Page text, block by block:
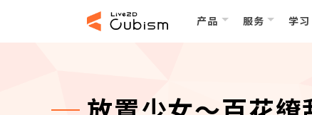
产品 服务 学习